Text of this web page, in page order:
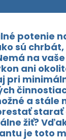
potenie
sú
na
ani
pri
a stále
starať
žiť?
je toto